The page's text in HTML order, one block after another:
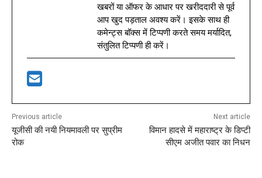
खबरों या ऑफर के आधार पर खरीददारी से पूर्व
आप खुद पड़ताल अवश्य करें। इसके साथ ही
कमेन्ट्स बॉक्स में टिप्पणी करते समय मर्यादित,
संतुलित टिप्पणी ही करें।
Previous article
यूजीसी की नयी नियमावली पर सुप्रीम
रोक
Next article
विमान हादसे में महाराष्ट्र के डिप्टी
सीएम अजीत पवार का निधन